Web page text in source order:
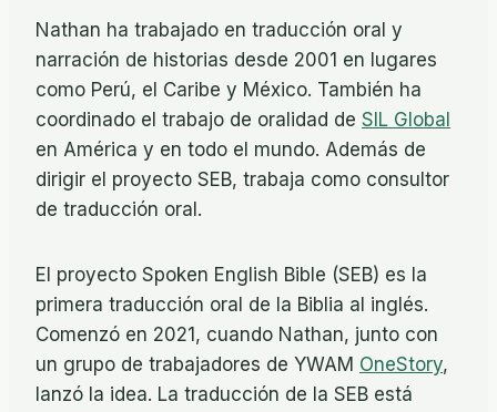
Nathan ha trabajado en traducción oral y
narración de historias desde 2001 en lugares
como Perú, el Caribe y México. También ha
coordinado el trabajo de oralidad de SIL Global
en América y en todo el mundo. Además de
dirigir el proyecto SEB, trabaja como consultor
de traducción oral.
El proyecto Spoken English Bible (SEB) es la
primera traducción oral de la Biblia al inglés.
Comenzó en 2021, cuando Nathan, junto con
un grupo de trabajadores de YWAM OneStory,
lanzó la idea. La traducción de la SEB está